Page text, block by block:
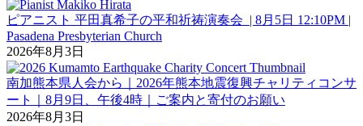
ピアニスト 平田真希子の平和祈祷演奏会 | 8月5日 12:10PM |
Pasadena Presbyterian Church
2026年8月3日
南加熊本県人会から｜2026年熊本地震復興チャリティコンサ
ート｜8月9日、午後4時｜ご案内と寄付のお願い
2026年8月3日